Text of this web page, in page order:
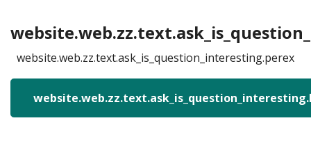
website.web.zz.text.ask_is_question_interesting.perex